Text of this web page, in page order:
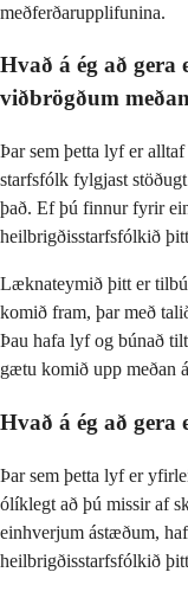
meðferðarupplifunina.
Hvað á ég að
viðbrögðum
Þar sem þetta lyf er
starfsfólk fylgjast
það. Ef þú finnur fyrir
heilbrigðisstarfsfólkið
Læknateymið þitt er
komið fram, þar með
Þau hafa lyf og búnað
gætu komið upp meðan
Hvað á ég að gera
Þar sem þetta lyf er
ólíklegt að þú missir af
einhverjum ástæðum,
heilbrigðisstarfsfólkið